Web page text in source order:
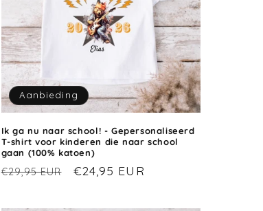
Aanbieding
Ik ga nu naar school! - Gepersonaliseerd
T-shirt voor kinderen die naar school
gaan (100% katoen)
Normale
€29,95 EUR Aanbiedingsprijs
€24,95 EUR